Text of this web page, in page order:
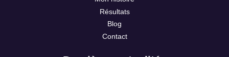
Résultats
Blog
Contact